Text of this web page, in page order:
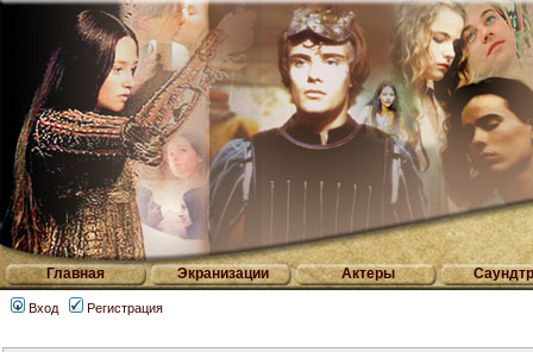
Главная Экранизации Актеры
Вход Регистрация